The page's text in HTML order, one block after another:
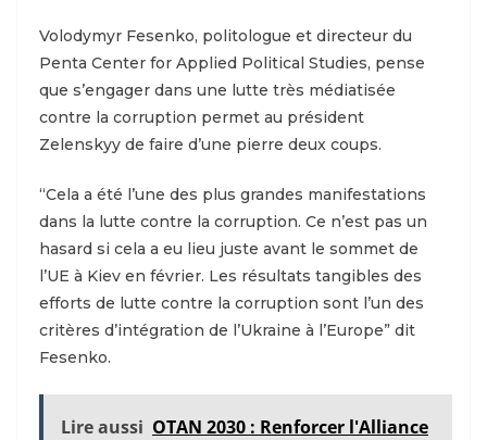
Volodymyr Fesenko, politologue et directeur du
Penta Center for Applied Political Studies, pense
que s’engager dans une lutte très médiatisée
contre la corruption permet au président
Zelenskyy de faire d’une pierre deux coups.
“Cela a été l’une des plus grandes manifestations
dans la lutte contre la corruption. Ce n’est pas un
hasard si cela a eu lieu juste avant le sommet de
l’UE à Kiev en février. Les résultats tangibles des
efforts de lutte contre la corruption sont l’un des
critères d’intégration de l’Ukraine à l’Europe” dit
Fesenko.
Lire aussi OTAN 2030 : Renforcer l'Alliance